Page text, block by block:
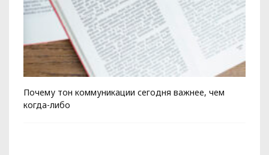
Почему тон коммуникации сегодня важнее, чем
когда-либо